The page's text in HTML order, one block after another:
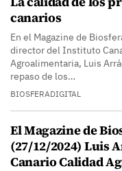
canarios
En el Magazine de
director del Instituto
Agroalimentaria, Luis
repaso de los…
BIOSFERADIGITAL
El Magazine de
(27/12/2024) Luis
Canario Calidad